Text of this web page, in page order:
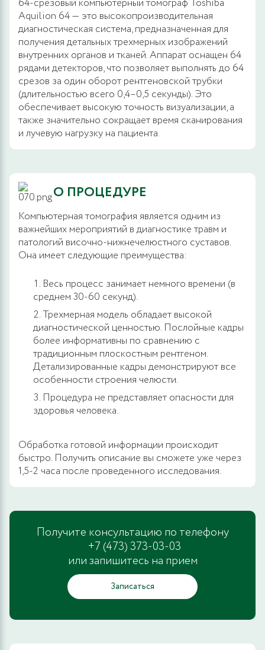
64-срезовый компьютерный томограф Toshiba
Aquilion 64 — это высокопроизводительная
диагностическая система, предназначенная для
получения детальных трехмерных изображений
внутренних органов и тканей. Аппарат оснащен 64
рядами детекторов, что позволяет выполнять до 64
срезов за один оборот рентгеновской трубки
(длительностью всего 0,4–0,5 секунды). Это
обеспечивает высокую точность визуализации, а
также значительно сокращает время сканирования
и лучевую нагрузку на пациента.
О ПРОЦЕДУРЕ
Компьютерная томография является одним из
важнейших мероприятий в диагностике травм и
патологий височно-нижнечелюстного суставов.
Она имеет следующие преимущества:
Весь процесс занимает немного времени (в
среднем 30-60 секунд).
Трехмерная модель обладает высокой
диагностической ценностью. Послойные кадры
более информативны по сравнению с
традиционным плоскостным рентгеном.
Детализированные кадры демонстрируют все
особенности строения челюсти.
Процедура не представляет опасности для
здоровья человека.
Обработка готовой информации происходит
быстро. Получить описание вы сможете уже через
1,5-2 часа после проведенного исследования.
Получите консультацию по телефону
+7 (473) 373-03-03
или запишитесь на прием
Записаться